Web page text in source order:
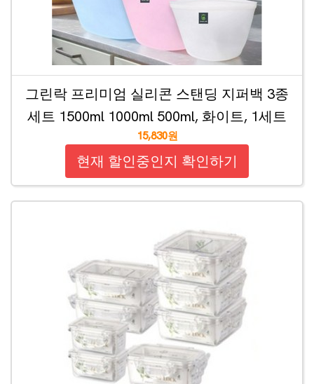
그린락 프리미엄 실리콘 스탠딩 지퍼백 3종
세트 1500ml 1000ml 500ml, 화이트, 1세트
15,830원
현재 할인중인지 확인하기